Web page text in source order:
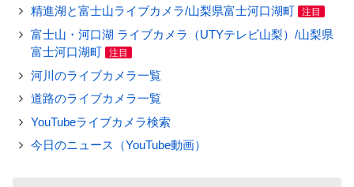
精進湖と富士山ライブカメラ/山梨県富士河口湖町 注目
富士山・河口湖 ライブカメラ（UTYテレビ山梨）/山梨県
富士河口湖町
注目
河川のライブカメラ一覧
道路のライブカメラ一覧
YouTubeライブカメラ検索
今日のニュース（YouTube動画）